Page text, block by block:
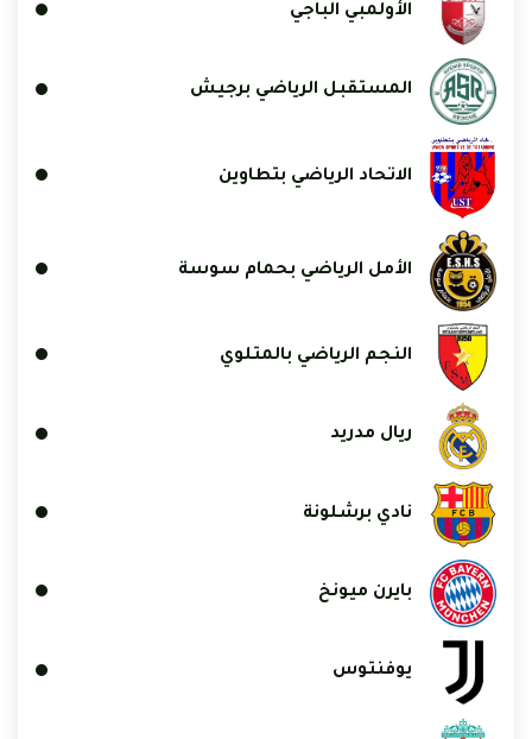
الأولمبي الباجي
المستقبل الرياضي برجيش
الاتحاد الرياضي بتطاوين
الأمل الرياضي بحمام سوسة
النجم الرياضي بالمتلوي
ريال مدريد
نادي برشلونة
بايرن ميونخ
يوفنتوس